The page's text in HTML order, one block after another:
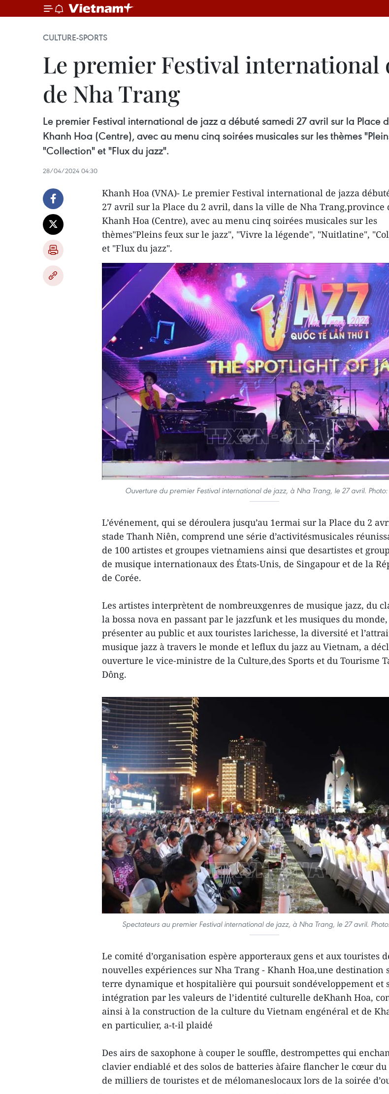
CULTURE-SPORTS
Le premier Festival international
de Nha Trang
Le premier Festival international de jazz a débuté samedi 27 avril sur la
Khanh Hoa (Centre), avec au menu cinq soirées musicales sur les thèmes
"Collection" et "Flux du jazz". ​
28/04/2024 04:30
Khanh Hoa (VNA)- Le premier Festival international de jazza
27 avril sur la Place du 2 avril, dans la ville de Nha Trang,province
Khanh Hoa (Centre), avec au menu cinq soirées musicales sur les
thèmes"Pleins feux sur le jazz", "Vivre la légende", "Nuitlatine",
et "Flux du jazz".
Ouverture du premier Festival international de jazz, à Nha Trang, le 27 avril.
L’événement, qui se déroulera jusqu’au 1ermai sur la Place du 2
stade Thanh Niên, comprend une série d’activitésmusicales
de 100 artistes et groupes vietnamiens ainsi que desartistes et
de musique internationaux des États-Unis, de Singapour et de la
de Corée.
Les artistes interprètent de nombreuxgenres de musique jazz, du
la bossa nova en passant par le jazzfunk et les musiques du
présenter au public et aux touristes larichesse, la diversité et
musique jazz à travers le monde et leflux du jazz au Vietnam, a
ouverture le vice-ministre de la Culture,des Sports et du Tourisme
Dông.
Spectateurs au premier Festival international de jazz, à Nha Trang, le 27 avril.
Le comité d’organisation espère apporteraux gens et aux touristes
nouvelles expériences sur Nha Trang - Khanh Hoa,une destination
terre dynamique et hospitalière qui poursuit sondéveloppement et
intégration par les valeurs de l’identité culturelle deKhanh Hoa,
ainsi à la construction de la culture du Vietnam engénéral et de
en particulier, a-t-il plaidé
Des airs de saxophone à couper le souffle, destrompettes qui
clavier endiablé et des solos de batteries àfaire flancher le cœur
de milliers de touristes et de mélomaneslocaux lors de la soirée